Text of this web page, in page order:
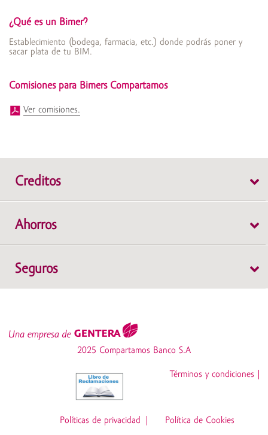
¿Qué es un Bimer?
Establecimiento (bodega, farmacia, etc.) donde podrás poner y
sacar plata de tu BIM.
Comisiones para Bimers Compartamos
Ver comisiones.
Creditos
Grupal
Ahorros
Depósito a Plazo Fijo
Cuenta Emprendedores
Cuenta Crece Libre
Seguros
Desgravamen
Z6_NOG4HK8209A550QV5BMRTNJNU0
2025 Compartamos Banco S.A
Términos y condiciones
Políticas de privacidad Política de Cookies